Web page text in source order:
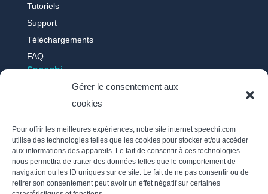
Gérer le consentement aux
cookies
Pour offrir les meilleures expériences, notre site internet speechi.com
utilise des technologies telles que les cookies pour stocker et/ou accéder
aux informations des appareils. Le fait de consentir à ces technologies
nous permettra de traiter des données telles que le comportement de
navigation ou les ID uniques sur ce site. Le fait de ne pas consentir ou de
retirer son consentement peut avoir un effet négatif sur certaines
Tutoriels
Support
Téléchargements
FAQ
Speechi
Qui sommes-nous ?
Témoignages
Recrutement
Politique des cookies
Mentions légales